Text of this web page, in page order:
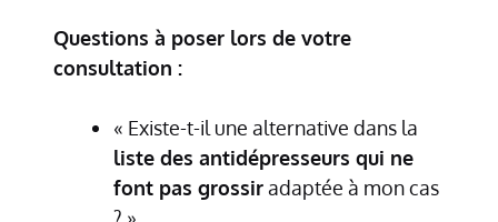
Questions à poser lors de votre
consultation :
« Existe-t-il une alternative dans la
liste des antidépresseurs qui ne
font pas grossiradaptée à mon cas
? »